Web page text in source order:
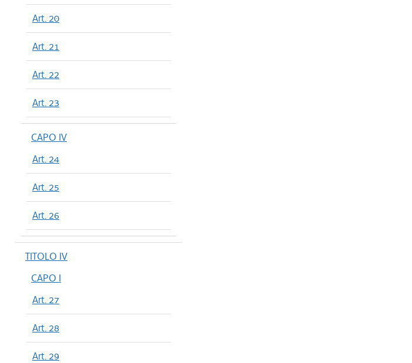
Art. 20
Art. 21
Art. 22
Art. 23
CAPO IV
Art. 24
Art. 25
Art. 26
TITOLO IV
CAPO I
Art. 27
Art. 28
Art. 29